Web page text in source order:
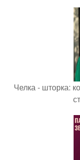
Челка - шторка: